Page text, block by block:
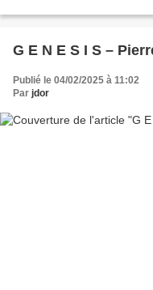
G E N E S I S –
Publié le 04/02/2025 à 11:02
Par jdor